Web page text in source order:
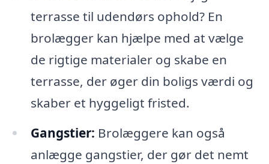
terrasse til udendørs ophold? En
brolægger kan hjælpe med at vælge
de rigtige materialer og skabe en
terrasse, der øger din boligs værdi og
skaber et hyggeligt fristed.
Gangstier: Brolæggere kan også
anlægge gangstier, der gør det nemt